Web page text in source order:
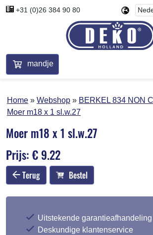
+31 (0)26 384 90 80
mandje
Home Webshop
BERKEL 834 NON
Moer m18 x 1 sl.w.27
Moer m18 x 1 sl.w.27
Prijs: € 9.22
Terug Bestel
Uitstekende garantieafhandeling
Deskundige klantenservice